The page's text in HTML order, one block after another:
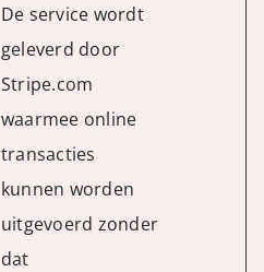
De service wordt
geleverd door
Stripe.com
waarmee online
transacties
kunnen worden
uitgevoerd zonder
dat